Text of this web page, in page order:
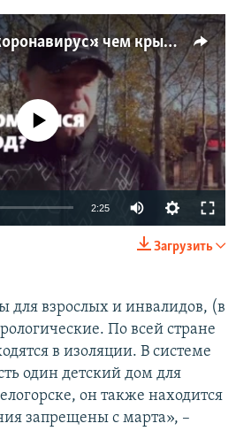
«Одно событие – коронавирус»: чем крымчанам запомнился уходящий год? (видео)
1080p
currently available
2:25
240p
720p
1080p
Загрузить
для взрослых и инвалидов, (в
По всей стране
в изоляции. В системе
один детский дом для
он также находится
запрещены с марта», –